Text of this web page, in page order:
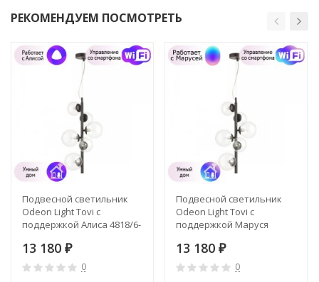
РЕКОМЕНДУЕМ ПОСМОТРЕТЬ
Подвесной светильник
Odeon Light Tovi с
поддержкой Алиса 4818/6-
13 180 ₽
0
Подвесной светильник
Odeon Light Tovi с
поддержкой Маруся
13 180 ₽
0